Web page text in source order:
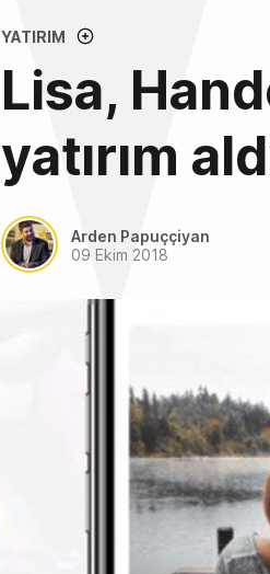
YATIRIM
Lisa,
yatırım
Arden Papuççiyan
09 Ekim 2018